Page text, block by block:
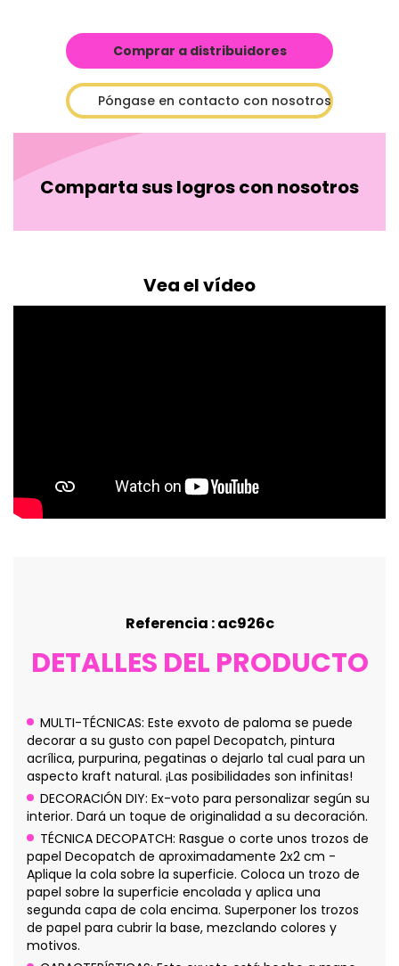
Comprar a distribuidores
Póngase en contacto con nosotros
Comparta sus logros con nosotros
Vea el vídeo
Referencia : ac926c
DETALLES DEL PRODUCTO
MULTI-TÉCNICAS: Este exvoto de paloma se puede
decorar a su gusto con papel Decopatch, pintura
acrílica, purpurina, pegatinas o dejarlo tal cual para un
aspecto kraft natural. ¡Las posibilidades son infinitas!
DECORACIÓN DIY: Ex-voto para personalizar según su
interior. Dará un toque de originalidad a su decoración.
TÉCNICA DECOPATCH: Rasgue o corte unos trozos de
papel Decopatch de aproximadamente 2x2 cm -
Aplique la cola sobre la superficie. Coloca un trozo de
papel sobre la superficie encolada y aplica una
segunda capa de cola encima. Superponer los trozos
de papel para cubrir la base, mezclando colores y
motivos.